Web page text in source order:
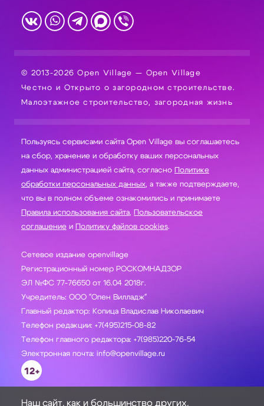
© 2013-2026 Open Village — Open Village
Честно и Открыто о загородном строительстве.
Малоэтажное строительство, загородная жизнь
Пользуясь сервисами сайта Open Village вы соглашаетесь
на сбор, хранение и обработку ваших персональных
данных администрацией сайта, согласно Политике
обработки персональных данных, а также подтверждаете,
что вы в полном объеме ознакомились и принимаете
Правила использования сайта, Пользовательское
соглашение и Политику файлов cookies.
Сетевое издание openvillage
Регистрационный номер РОСКОМНАДЗОР
ЭЛ №ФС 77-76650 от 16.04 2018г.
Учредитель: ООО "Опен Вилладж"
Главный редактор: Копица Владислав Николаевич
Телефон редакции: +7(495)215-08-82
Телефон главного редактора: +7(985)220-76-54
Электронная почта: info@openvillage.ru
12+
Наш сайт, как и большинство других,